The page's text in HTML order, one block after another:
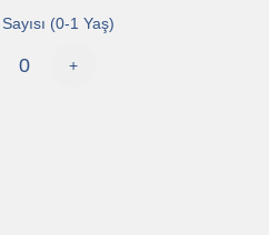
(0-1 Yaş)
+